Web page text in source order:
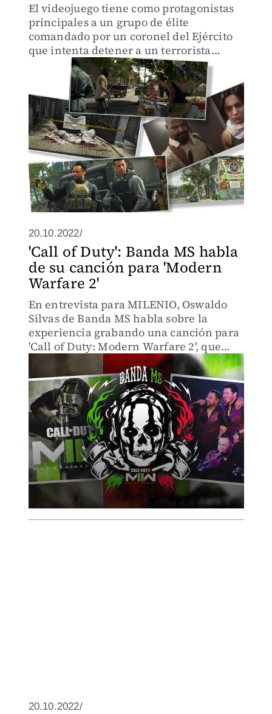
El videojuego tiene como protagonistas
principales a un grupo de élite
comandado por un coronel del Ejército
que intenta detener a un terrorista
apoyado por un cártel del narcotráfico
en México.
20.10.2022/
'Call of Duty': Banda MS habla
de su canción para 'Modern
Warfare 2'
En entrevista para MILENIO, Oswaldo
Silvas de Banda MS habla sobre la
experiencia grabando una canción para
'Call of Duty: Modern Warfare 2', que
sale a la venta la próxima semana.
20.10.2022/